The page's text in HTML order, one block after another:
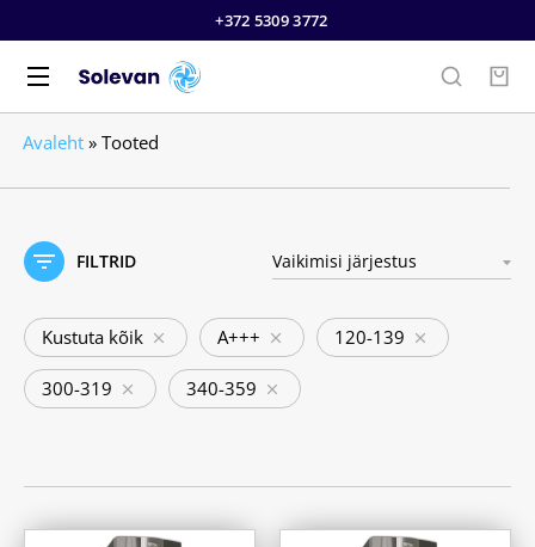
+372 5309 3772
Avaleht » Tooted
FILTRID
Kustuta kõik A+++ 120-139
300-319 340-359